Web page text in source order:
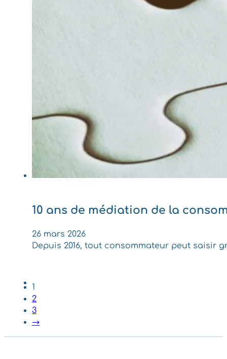
10 ans de médiation de la
26 mars 2026
Depuis 2016, tout consommateur peut saisir
1
2
3
→